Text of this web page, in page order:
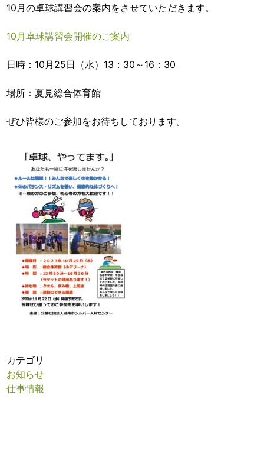
10月の卓球講習会の案内をさせていただきます。
10月卓球講習会開催のご案内
日時：10月25日（水）13：30～16：30
場所：夏見総合体育館
ぜひ皆様のご参加をお待ちしております。
カテゴリ
お知らせ
仕事情報